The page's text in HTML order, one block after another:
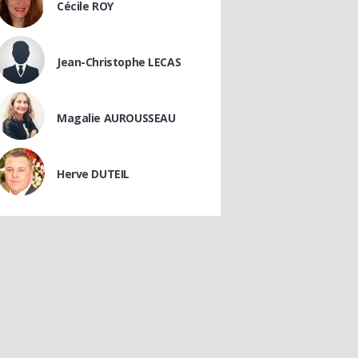
Cécile ROY
Jean-Christophe LECAS
Magalie AUROUSSEAU
Herve DUTEIL